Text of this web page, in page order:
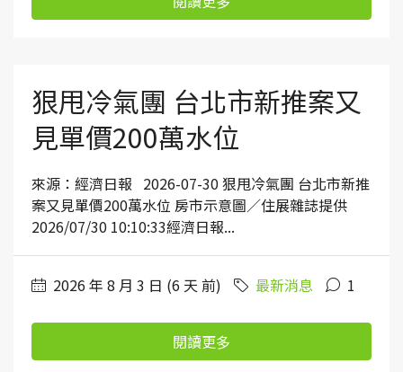
狠甩冷氣團 台北市新推案又
見單價200萬水位
來源：經濟日報 2026-07-30 狠甩冷氣團 台北市新推
案又見單價200萬水位 房市示意圖／住展雜誌提供
2026/07/30 10:10:33經濟日報...
2026 年 8 月 3 日 (6 天 前) 最新消息 1
閱讀更多